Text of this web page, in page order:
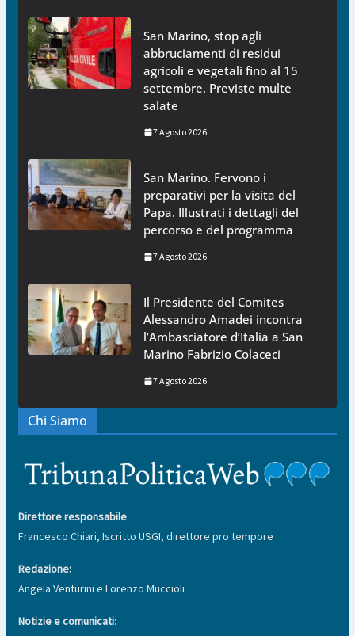
San Marino, stop agli
abbruciamenti di residui
agricoli e vegetali fino al 15
settembre. Previste multe
salate
7 Agosto 2026
San Marino. Fervono i
preparativi per la visita del
Papa. Illustrati i dettagli del
percorso e del programma
7 Agosto 2026
Il Presidente del Comites
Alessandro Amadei incontra
l’Ambasciatore d’Italia a San
Marino Fabrizio Colaceci
7 Agosto 2026
Chi Siamo
Direttore responsabile:
Francesco Chiari, Iscritto USGI, direttore pro tempore
Redazione:
Angela Venturini e Lorenzo Muccioli
Notizie e comunicati: